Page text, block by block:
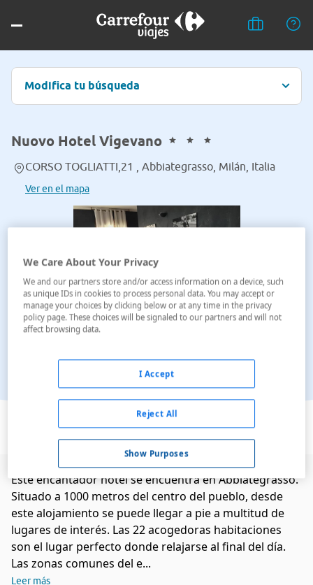
Modifica tu búsqueda
Nuovo Hotel Vigevano
CORSO TOGLIATTI,21 , Abbiategrasso, Milán, Italia
Ver en el mapa
Ver en el mapa
Este encantador hotel se encuentra en Abbiategrasso.
Situado a 1000 metros del centro del pueblo, desde
este alojamiento se puede llegar a pie a multitud de
lugares de interés. Las 22 acogedoras habitaciones
son el lugar perfecto donde relajarse al final del día.
Las zonas comunes del e...
Leer más
We Care About Your Privacy
We and our partners store and/or access information on a device, such
as unique IDs in cookies to process personal data. You may accept or
manage your choices by clicking below or at any time in the privacy
policy page. These choices will be signaled to our partners and will not
affect browsing data.
Show Purposes
Reject All
I Accept